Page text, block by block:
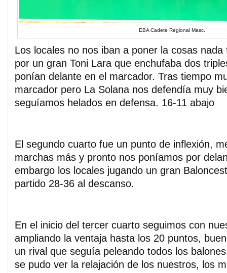
EBA Cadete Regional Masc.
Los locales no nos iban a poner la cosas
por un gran Toni Lara que enchufaba dos
ponían delante en el marcador. Tras tiempo
marcador pero La Solana nos defendía muy
seguíamos helados en defensa. 16-11 abajo
El segundo cuarto fue un punto de inflexión,
marchas más y pronto nos poníamos por
embargo los locales jugando un gran
partido 28-36 al descanso.
En el inicio del tercer cuarto seguimos con
ampliando la ventaja hasta los 20 puntos,
un rival que seguía peleando todos los
se pudo ver la relajación de los nuestros, los